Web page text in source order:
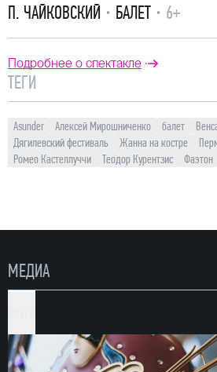
П. ЧАЙКОВСКИЙ БАЛЕТ 6+
Подробнее о спектакле
ТЕГИ
Asunder Алексей Мирошниченко балет
Дягилевский фестиваль
Жанна на костре
Ромео Кастеллуччи
Теодор Курентзис Фаэтон
МЕДИА